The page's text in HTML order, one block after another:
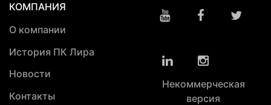
КОМПАНИЯ
О компании
История ПК Лира
Новости
Контакты
Некоммерческая
версия